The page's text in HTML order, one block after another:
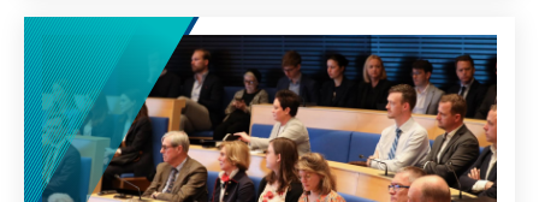
am 14. Juni 2023 veröffentlichte Nationale
Sicherheitsstrategie fällt in eine Zeit multipler
Krisen und Konflikte: Russland greift nicht nur
die Ukraine an, sondern richtet seine
Aggressionen gegen die gesamte freie
demokratische Welt. Erfüllt die alle Ziele?